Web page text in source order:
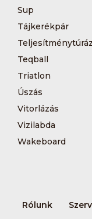
Sup
Tájkerékpár
Teqball
Triatlon
Úszás
Vitorlázás
Vizilabda
Wakeboard
Rólunk